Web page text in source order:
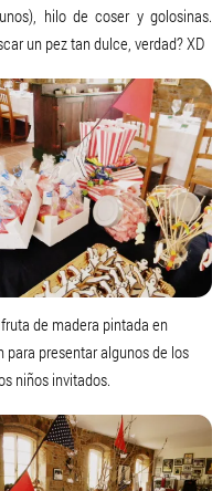
hilo de coser y golosinas.
un pez tan dulce, verdad? XD
de madera pintada en
para presentar algunos de los
niños invitados.